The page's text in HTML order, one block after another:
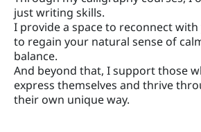
just writing skills.
I provide a space to reconnect
to regain your natural sense of
balance.
And beyond that, I support those
express themselves and thrive
their own unique way.